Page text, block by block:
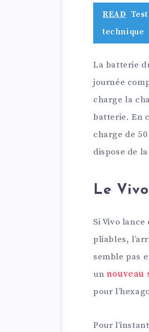
READ
technique
La batterie
journée
charge la
batterie. En
charge de
dispose de
Le
Si Vivo
pliables,
semble pas
un nouveau
pour
Pour